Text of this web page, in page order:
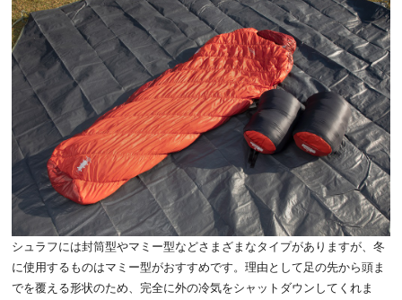
シュラフには封筒型やマミー型などさまざまなタイプがありますが、冬
に使用するものはマミー型がおすすめです。理由として足の先から頭ま
でを覆える形状のため、完全に外の冷気をシャットダウンしてくれま